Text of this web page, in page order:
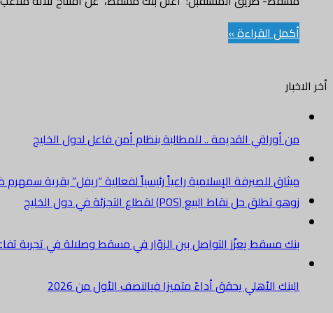
أكمل القراءة »
أخر الاخبار
من أوراقي القديمة .. للمطالبة بنظام أمن فاعل لدول الخليج
ميثاق للصيرفة الإسلامية راعياً رئيسياً لفعالية “ريفل” بقرية
زوهو تطلق حل نقاط البيع (POS) لقطاع التجزئة في دول الخليج
بنك مسقط يعزّز التواصل بين الزوّار في مسقط وصلالة في تجربة
البنك الأهلي يحقق أداءً متميزا فيالنصف الأول من 2026